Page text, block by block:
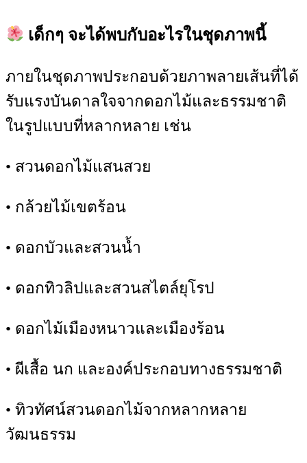
เด็กๆ จะได้พบกับอะไรในชุดภาพนี้
ภายในชุดภาพประกอบด้วยภาพลายเส้นที่ได้
รับแรงบันดาลใจจากดอกไม้และธรรมชาติ
ในรูปแบบที่หลากหลาย เช่น
• สวนดอกไม้แสนสวย
• กล้วยไม้เขตร้อน
• ดอกบัวและสวนน้ำ
• ดอกทิวลิปและสวนสไตล์ยุโรป
• ดอกไม้เมืองหนาวและเมืองร้อน
• ผีเสื้อ นก และองค์ประกอบทางธรรมชาติ
• ทิวทัศน์สวนดอกไม้จากหลากหลาย
วัฒนธรรม